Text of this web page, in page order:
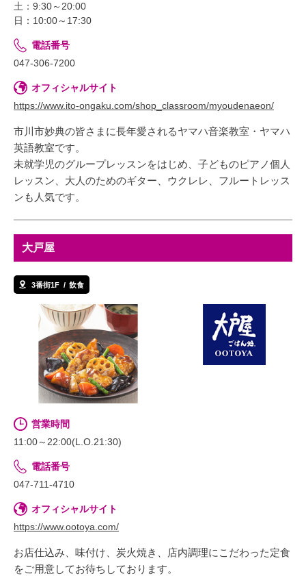
土：9:30～20:00
日：10:00～17:30
電話番号
047-306-7200
オフィシャルサイト
https://www.ito-ongaku.com/shop_classroom/myoudenaeon/
市川市妙典の皆さまに長年愛されるヤマハ音楽教室・ヤマハ
英語教室です。
未就学児のグループレッスンをはじめ、子どものピアノ個人
レッスン、大人のためのギター、ウクレレ、フルートレッス
ンも人気です。
大戸屋
3番街1F 飲食
営業時間
11:00～22:00(L.O.21:30)
電話番号
047-711-4710
オフィシャルサイト
https://www.ootoya.com/
お店仕込み、味付け、炭火焼き、店内調理にこだわった定食
をご用意してお待ちしております。